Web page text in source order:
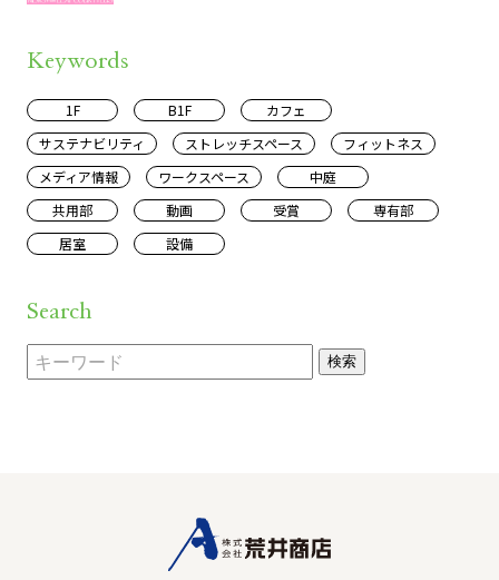
Keywords
1F B1F
カフェ
サステナビリティ
ストレッチスペース
フィットネス
メディア情報
ワークスペース
中庭
共用部
動画 受賞
専有部
居室
設備
Search